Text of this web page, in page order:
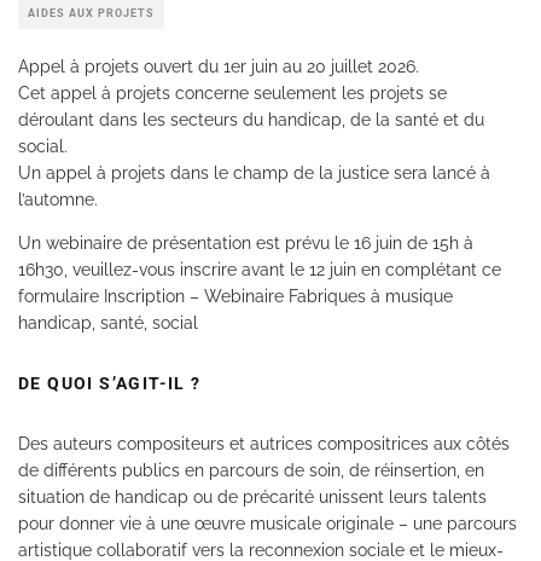
AIDES AUX PROJETS
Appel à projets ouvert du 1er juin au 20 juillet 2026.
Cet appel à projets concerne seulement les projets se
déroulant dans les secteurs du handicap, de la santé et du
social.
Un appel à projets dans le champ de la justice sera lancé à
l’automne.
Un webinaire de présentation est prévu le 16 juin de 15h à
16h30, veuillez-vous inscrire avant le 12 juin en complétant ce
formulaire Inscription – Webinaire Fabriques à musique
handicap, santé, social
DE QUOI S’AGIT-IL ?
Des auteurs compositeurs et autrices compositrices aux côtés
de différents publics en parcours de soin, de réinsertion, en
situation de handicap ou de précarité unissent leurs talents
pour donner vie à une œuvre musicale originale – une parcours
artistique collaboratif vers la reconnexion sociale et le mieux-